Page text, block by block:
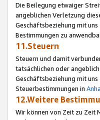
Die Beilegung etwaiger
angeblichen Verletzung
Geschäftsbeziehung mit
Bestimmungen zu
11.Steuern
Steuern und damit
tatsächlichen oder
Geschäftsbeziehung mit
Steuerbestimmungen in
12.Weitere
Wir können von Zeit zu Zeit